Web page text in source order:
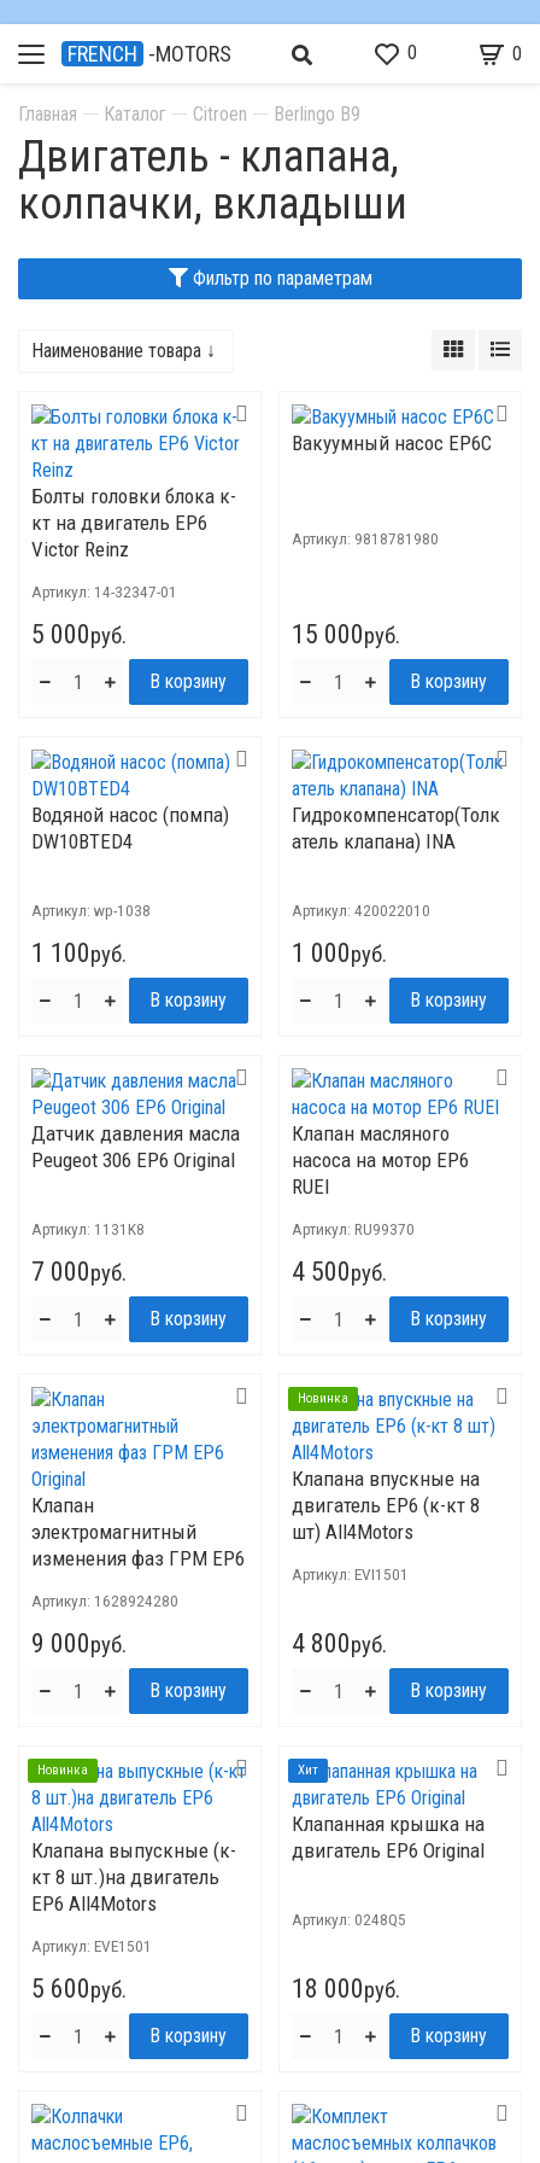
FRENCH -MOTORS 0 0
Главная Каталог Citroen Berlingo B9
Двигатель - клапана,
колпачки, вкладыши
Фильтр по параметрам
Наименование товара ↓
Болты головки блока к-
кт на двигатель ЕР6
Victor Reinz
Артикул: 14-32347-01
5 000руб.
Вакуумный насос EP6C
Артикул: 9818781980
15 000руб.
Водяной насос (помпа)
DW10BTED4
Артикул: wp-1038
1 100руб.
Гидрокомпенсатор(Толк
атель клапана) INA
Артикул: 420022010
1 000руб.
Датчик давления масла
Peugeot 306 EP6 Original
Артикул: 1131K8
7 000руб.
Клапан масляного
насоса на мотор EP6
RUEI
Артикул: RU99370
4 500руб.
Клапан
электромагнитный
изменения фаз ГРМ EP6
Артикул: 1628924280
9 000руб.
Новинка
Клапана впускные на
двигатель ЕР6 (к-кт 8
шт) All4Motors
Артикул: EVI1501
4 800руб.
Новинка
Клапана выпускные (к-
кт 8 шт.)на двигатель
EP6 All4Motors
Артикул: EVE1501
5 600руб.
Хит
Клапанная крышка на
двигатель EP6 Original
Артикул: 0248Q5
18 000руб.